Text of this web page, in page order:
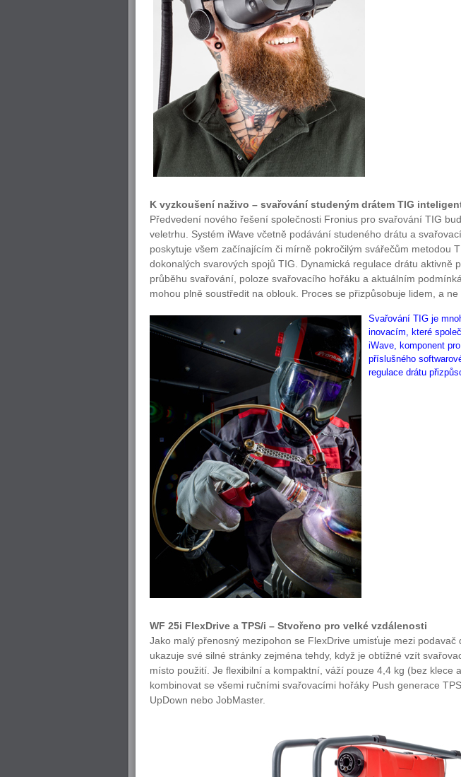
K vyzkoušení naživo – svařování studeným drátem TIG
Předvedení nového řešení společnosti Fronius pro svařování TIG
veletrhu. Systém iWave včetně podávání studeného drátu a
poskytuje všem začínajícím či mírně pokročilým svářečům metodou
dokonalých svarových spojů TIG. Dynamická regulace drátu aktivně
průběhu svařování, poloze svařovacího hořáku a aktuálním
mohou plně soustředit na oblouk. Proces se přizpůsobuje lidem, a ne
Svařování TIG je
inovacím, které
iWave, komponent
příslušného
regulace drátu
WF 25i FlexDrive a TPS/i – Stvořeno pro velké vzdálenosti
Jako malý přenosný mezipohon se FlexDrive umisťuje mezi
ukazuje své silné stránky zejména tehdy, když je obtížné vzít
místo použití. Je flexibilní a kompaktní, váží pouze 4,4 kg (bez klece
kombinovat se všemi ručními svařovacími hořáky Push generace
UpDown nebo JobMaster.